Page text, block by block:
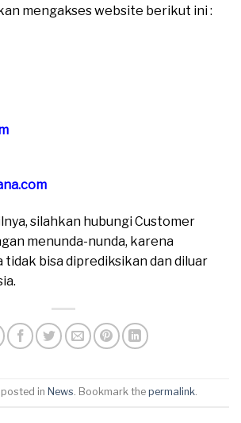
mengakses website berikut ini :
silahkan hubungi Customer
menunda-nunda, karena
bisa diprediksikan dan diluar
in News. Bookmark the permalink.